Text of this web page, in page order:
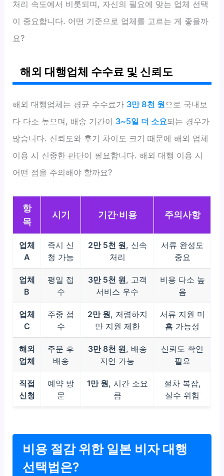
처리 속도에서 비롯되며, 자신의 필요에 맞는 업체 선택
이 중요합니다. 어떤 기준으로 업체를 고르는 게 좋을까
요?
해외 대행업체 수수료 및 신뢰도
해외 대행업체는 평균 수수료가 3만 8천 원으로 국내보
다 다소 높으며, 배송 기간이 3~5일 더 소요되는 경우가
많습니다. 신뢰도와 후기 차이도 크기 때문에 해외 업체
이용 시 신중한 판단이 필요합니다. 해외 대행 이용 시
어떤 점을 주의해야 할까요?
항
목
시기 기간·비용 주의사항
업체
A
즉시 신
청 가능
2만 5천 원, 신속
처리
서류 완성도
중요
업체
B
평일 접
수
3만 5천 원, 고객
서비스 우수
비용 다소 높
음
업체
C
주중 접
수
2만 원, 저렴하지
만 지원 제한
서류 지원 미
흡 가능성
해외
업체
주문 후
배송
3만 8천 원, 배송
지연 가능
신뢰도 확인
필요
직접
신청
예약 방
문
1만 원, 시간 소요
큼
절차 복잡,
실수 위험
비용 절감 위한 일본 비자 대행
선택법은?